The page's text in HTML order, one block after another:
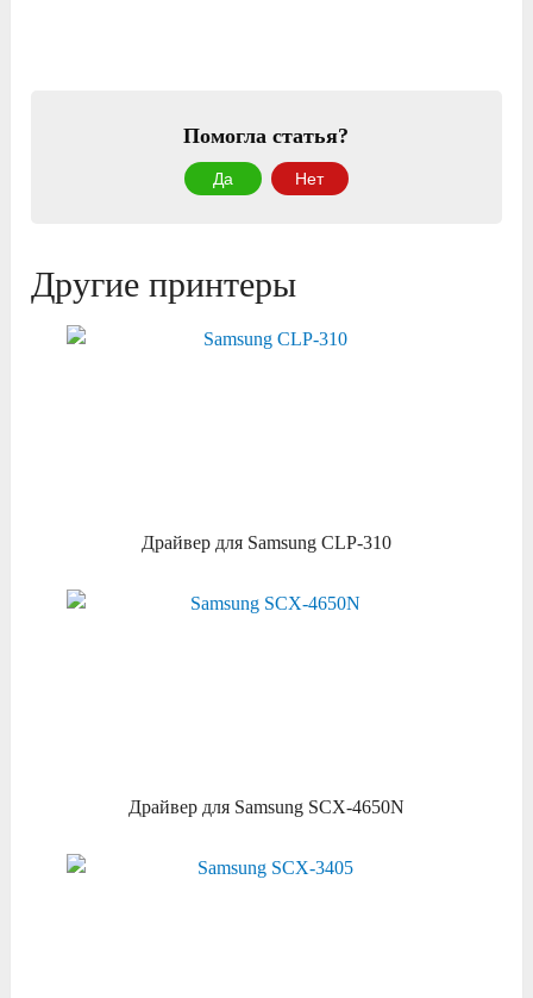
Помогла статья?
Да Нет
Другие принтеры
Драйвер для Samsung CLP-310
Драйвер для Samsung SCX-4650N